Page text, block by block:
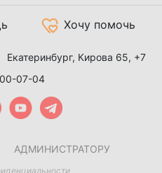
Хочу помочь
Екатеринбург, Кирова 65, +7
07-04
АДМИНИСТРАТОРУ